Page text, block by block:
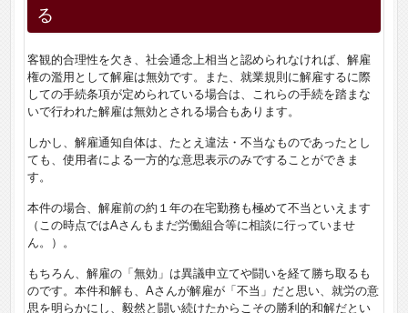
る
客観的合理性を欠き、社会通念上相当と認められなければ、解雇
権の濫用として解雇は無効です。また、就業規則に解雇するに際
しての手続条項が定められている場合は、これらの手続を踏まな
いで行われた解雇は無効とされる場合もあります。
しかし、解雇通知自体は、たとえ違法・不当なものであったとし
ても、使用者による一方的な意思表示のみですることができま
す。
本件の場合、解雇前の約１年の在宅勤務も極めて不当といえます
（この時点ではAさんもまだ労働組合等に相談に行っていませ
ん。）。
もちろん、解雇の「無効」は異議申立てや闘いを経て勝ち取るも
のです。本件和解も、Aさんが解雇が「不当」だと思い、就労の意
思を明らかにし、毅然と闘い続けたからこその勝利的和解だとい